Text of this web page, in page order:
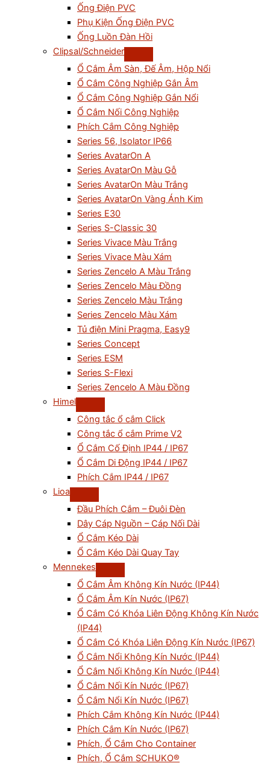
Ống Điện PVC
Phụ Kiện Ống Điện PVC
Ống Luồn Đàn Hồi
Clipsal/Schneider
Ổ Cắm Âm Sàn, Đế Âm, Hộp Nổi
Ổ Cắm Công Nghiệp Gắn Âm
Ổ Cắm Công Nghiệp Gắn Nổi
Ổ Cắm Nối Công Nghiệp
Phích Cắm Công Nghiệp
Series 56, Isolator IP66
Series AvatarOn A
Series AvatarOn Màu Gỗ
Series AvatarOn Màu Trắng
Series AvatarOn Vàng Ánh Kim
Series E30
Series S-Classic 30
Series Vivace Màu Trắng
Series Vivace Màu Xám
Series Zencelo A Màu Trắng
Series Zencelo Màu Đồng
Series Zencelo Màu Trắng
Series Zencelo Màu Xám
Tủ điện Mini Pragma, Easy9
Series Concept
Series ESM
Series S-Flexi
Series Zencelo A Màu Đồng
Himel
Công tắc ổ cắm Click
Công tắc ổ cắm Prime V2
Ổ Cắm Cố Định IP44 / IP67
Ổ Cắm Di Động IP44 / IP67
Phích Cắm IP44 / IP67
Lioa
Đầu Phích Cắm – Đuôi Đèn
Dây Cáp Nguồn – Cáp Nối Dài
Ổ Cắm Kéo Dài
Ổ Cắm Kéo Dài Quay Tay
Mennekes
Ổ Cắm Âm Không Kín Nước (IP44)
Ổ Cắm Âm Kín Nước (IP67)
Ổ Cắm Có Khóa Liên Động Không Kín Nước
(IP44)
Ổ Cắm Có Khóa Liên Động Kín Nước (IP67)
Ổ Cắm Nổi Không Kín Nước (IP44)
Ổ Cắm Nối Không Kín Nước (IP44)
Ổ Cắm Nối Kín Nước (IP67)
Ổ Cắm Nổi Kín Nước (IP67)
Phích Cắm Không Kín Nước (IP44)
Phích Cắm Kín Nước (IP67)
Phích, Ổ Cắm Cho Container
Phích, Ổ Cắm SCHUKO®